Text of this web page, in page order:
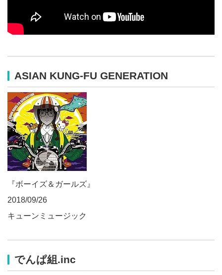
ASIAN KUNG-FU GENERATION
『ボーイズ＆ガールズ』
2018/09/26
キューンミュージック
でんぱ組.inc